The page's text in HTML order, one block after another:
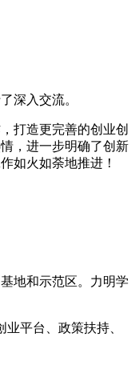
深入交流。
打造更完善的创业创
，进一步明确了创新
如火如荼地推进！
地和示范区。力明学
平台、政策扶持、